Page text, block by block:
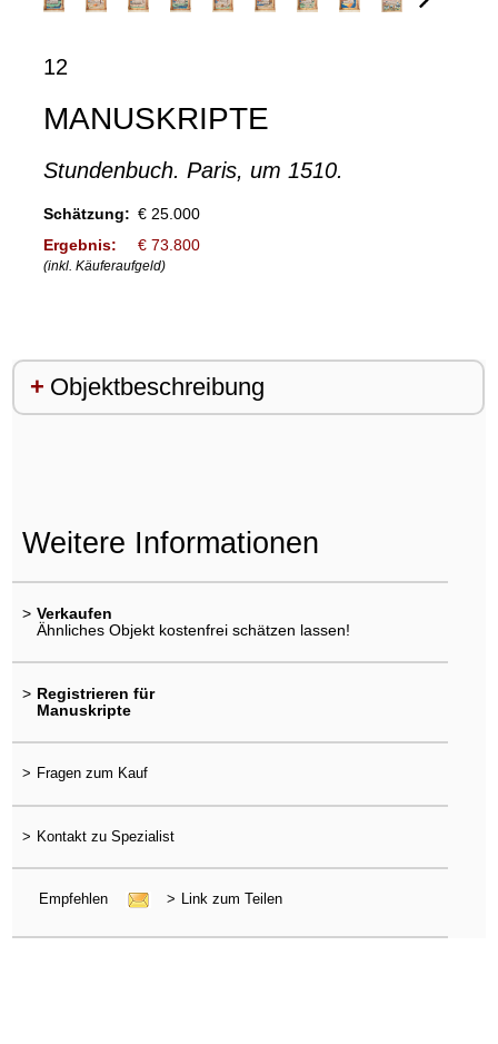
12
MANUSKRIPTE
Stundenbuch. Paris, um 1510.
Schätzung: € 25.000
Ergebnis:
€ 73.800
(inkl. Käuferaufgeld)
Objektbeschreibung
Weitere Informationen
> Verkaufen
Ähnliches Objekt kostenfrei schätzen lassen!
> Registrieren für
Manuskripte
> Fragen zum Kauf
> Kontakt zu Spezialist
Empfehlen > Link zum Teilen